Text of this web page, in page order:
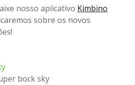
nosso aplicativo Kimbino
sobre os novos
bock sky